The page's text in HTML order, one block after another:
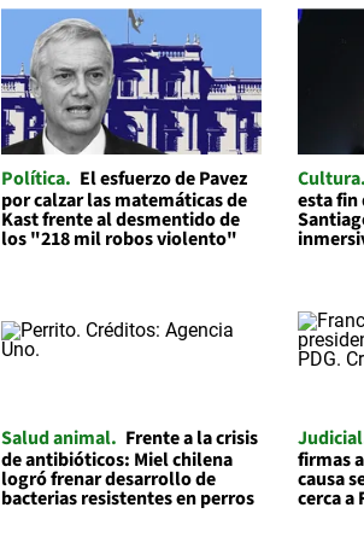
Política
El esfuerzo de Pavez
por calzar las matemáticas de
Kast frente al desmentido de
los "218 mil robos violento"
Cultura
esta fin
Salud animal
Frente a la crisis
de antibióticos: Miel chilena
logró frenar desarrollo de
bacterias resistentes en perros
Judicial
firmas
causa
cerca a